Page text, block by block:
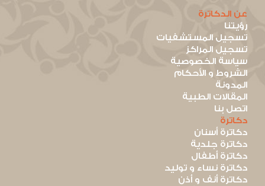
عن الدكاترة
رؤيتنا
تسجيل المستشفيات
تسجيل المراكز
سياسة الخصوصية
الشروط و الأحكام
المدونة
المقالات الطبية
اتصل بنا
دكاترة
دكاترة أسنان
دكاترة جلدية
دكاترة أطفال
دكاترة نساء و توليد
دكاترة أنف و أذن